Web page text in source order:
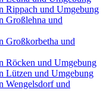
Rippach und Umgebung
Großlehna und
Großkorbetha und
Röcken und Umgebung
Lützen und Umgebung
Wengelsdorf und